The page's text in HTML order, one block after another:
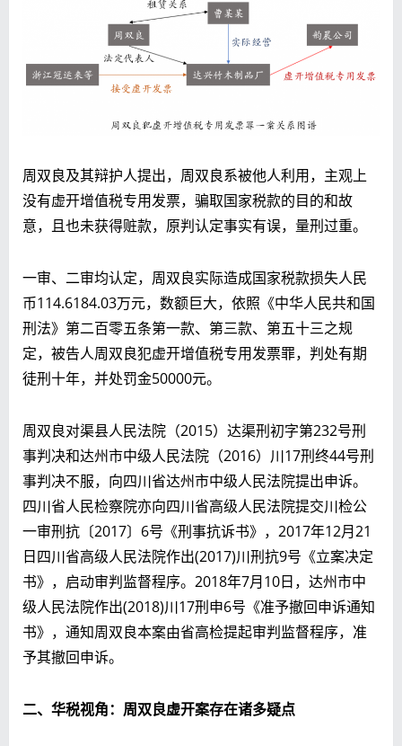
周双良及其辩护人提出，周双良系被他人利用，主观上
没有虚开增值税专用发票，骗取国家税款的目的和故
意，且也未获得赃款，原判认定事实有误，量刑过重。
一审、二审均认定，周双良实际造成国家税款损失人民
币114.6184.03万元，数额巨大，依照《中华人民共和国
刑法》第二百零五条第一款、第三款、第五十三之规
定，被告人周双良犯虚开增值税专用发票罪，判处有期
徒刑十年，并处罚金50000元。
周双良对渠县人民法院（2015）达渠刑初字第232号刑
事判决和达州市中级人民法院（2016）川17刑终44号刑
事判决不服，向四川省达州市中级人民法院提出申诉。
四川省人民检察院亦向四川省高级人民法院提交川检公
一审刑抗〔2017〕6号《刑事抗诉书》，2017年12月21
日四川省高级人民法院作出(2017)川刑抗9号《立案决定
书》，启动审判监督程序。2018年7月10日，达州市中
级人民法院作出(2018)川17刑申6号《准予撤回申诉通知
书》，通知周双良本案由省高检提起审判监督程序，准
予其撤回申诉。
二、华税视角：周双良虚开案存在诸多疑点